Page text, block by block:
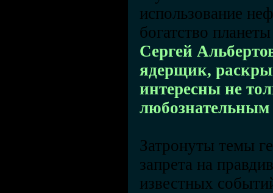
использование
богатство планеты
Сергей
ядерщик,
интересны не
Затронуты темы
запрета на
известных